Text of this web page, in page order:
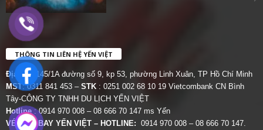
THÔNG TIN LIÊN HỆ YẾN VIỆT
Địa chỉ:
145/1A đường số 9, kp 53, phường Linh Xuân, TP Hồ Chí Minh
MST: 0311 841 453 – STK : 0251 002 68 10 19 Vietcombank CN Bình
Tây-CÔNG TY TNHH DU LỊCH YẾN VIỆT
Hotline : 0914 970 008 – 08 666 70 147 ms Yến
VÉ MÁY BAY YẾN VIỆT – HOTLINE: 0914 970 008 – 08 666 70 147.